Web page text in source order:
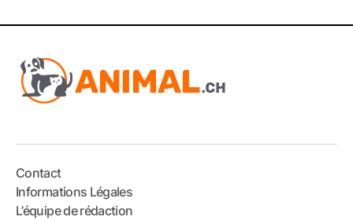
Contact
Informations Légales
L’équipe de rédaction